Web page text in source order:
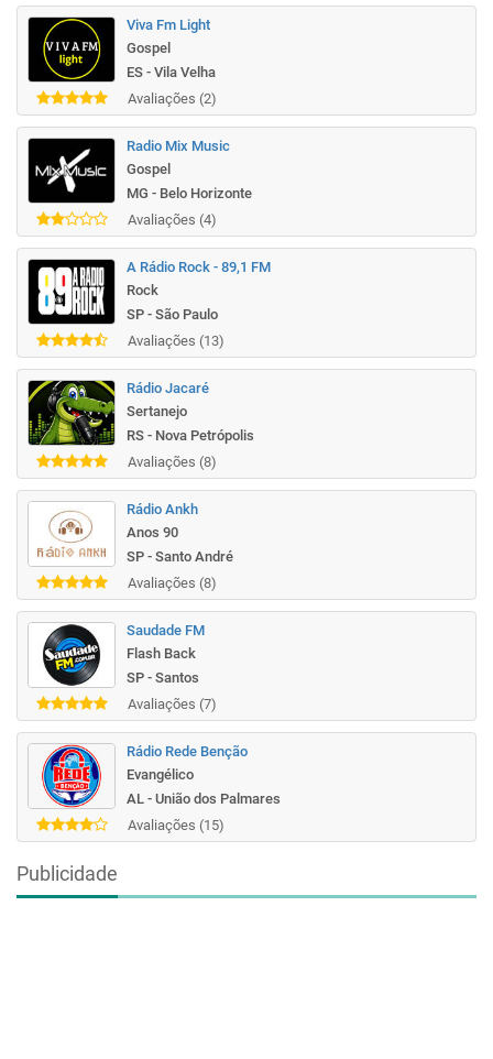
Viva Fm Light
Gospel
ES - Vila Velha
Avaliações (2)
Radio Mix Music
Gospel
MG - Belo Horizonte
Avaliações (4)
A Rádio Rock - 89,1 FM
Rock
SP - São Paulo
Avaliações (13)
Rádio Jacaré
Sertanejo
RS - Nova Petrópolis
Avaliações (8)
Rádio Ankh
Anos 90
SP - Santo André
Avaliações (8)
Saudade FM
Flash Back
SP - Santos
Avaliações (7)
Rádio Rede Benção
Evangélico
AL - União dos Palmares
Avaliações (15)
Publicidade